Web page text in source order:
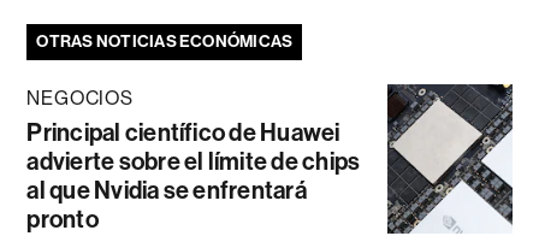
OTRAS NOTICIAS ECONÓMICAS
NEGOCIOS
Principal científico de Huawei
advierte sobre el límite de chips
al que Nvidia se enfrentará
pronto